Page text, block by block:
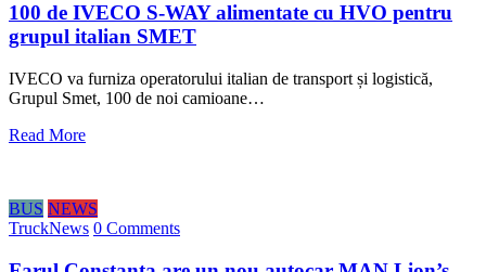
100 de IVECO S-WAY alimentate cu HVO pentru
grupul italian SMET
IVECO va furniza operatorului italian de transport și logistică,
Grupul Smet, 100 de noi camioane…
Read More
BUS NEWS
TruckNews 0 Comments